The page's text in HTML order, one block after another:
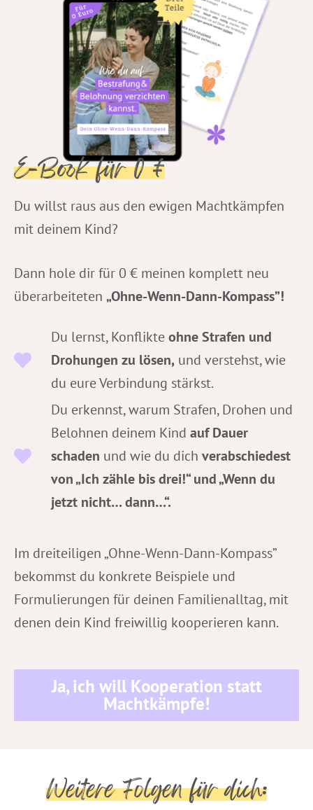
E-Book für 0 €
Du willst raus aus den ewigen Machtkämpfen
mit deinem Kind?
Dann hole dir für 0 € meinen komplett neu
überarbeiteten „Ohne-Wenn-Dann-Kompass”!
Du lernst, Konflikteohne Strafen und
Drohungen zu lösen, und verstehst, wie
du eure Verbindung stärkst.
Du erkennst, warum Strafen, Drohen und
Belohnen deinem Kindauf Dauer
schaden und wie du dichverabschiedest
von „Ich zähle bis drei!“ und „Wenn du
jetzt nicht… dann…“.
Im dreiteiligen „Ohne-Wenn-Dann-Kompass”
bekommst du konkrete Beispiele und
Formulierungen für deinen Familienalltag, mit
denen dein Kind freiwillig kooperieren kann.
Ja, ich will Kooperation statt
Machtkämpfe!
Weitere Folgen für dich: